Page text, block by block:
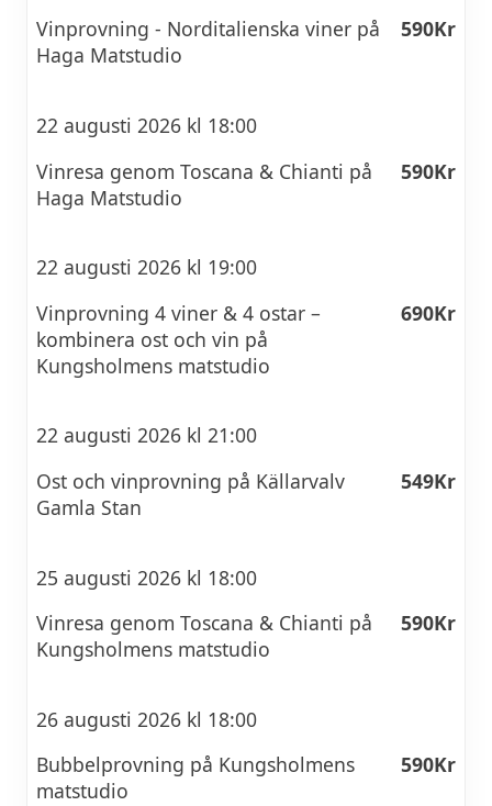
Vinprovning - Norditalienska viner på
Haga Matstudio
590Kr
22 augusti 2026 kl 18:00
Vinresa genom Toscana & Chianti på
Haga Matstudio
590Kr
22 augusti 2026 kl 19:00
Vinprovning 4 viner & 4 ostar –
kombinera ost och vin på
Kungsholmens matstudio
690Kr
22 augusti 2026 kl 21:00
Ost och vinprovning på Källarvalv
Gamla Stan
549Kr
25 augusti 2026 kl 18:00
Vinresa genom Toscana & Chianti på
Kungsholmens matstudio
590Kr
26 augusti 2026 kl 18:00
Bubbelprovning på Kungsholmens
matstudio
590Kr